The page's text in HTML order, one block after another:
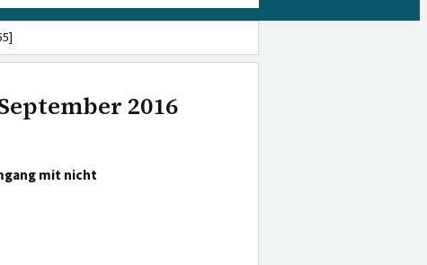
2016
mit nicht